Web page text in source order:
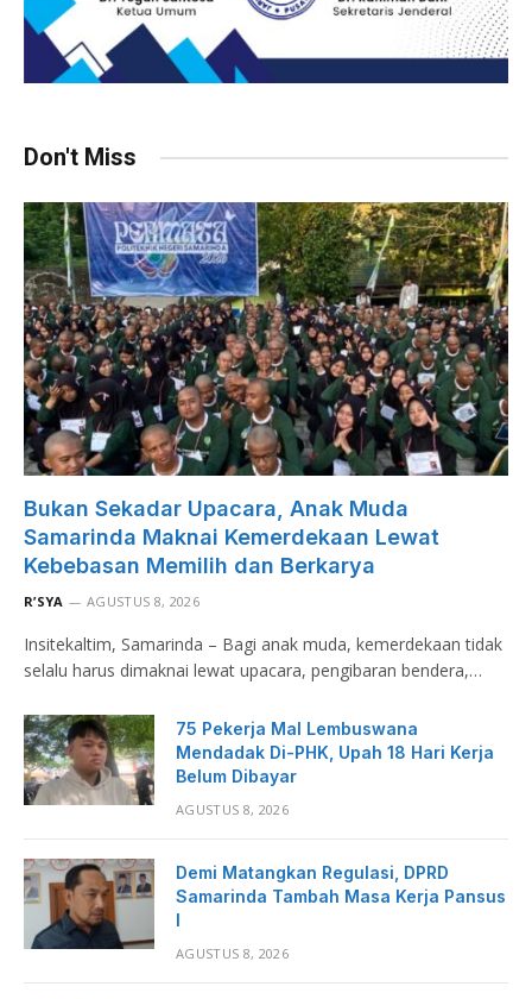
Don't Miss
Bukan Sekadar Upacara, Anak Muda
Samarinda Maknai Kemerdekaan Lewat
Kebebasan Memilih dan Berkarya
R’SYA AGUSTUS 8, 2026
Insitekaltim, Samarinda – Bagi anak muda, kemerdekaan tidak
selalu harus dimaknai lewat upacara, pengibaran bendera,…
75 Pekerja Mal Lembuswana
Mendadak Di-PHK, Upah 18 Hari Kerja
Belum Dibayar
AGUSTUS 8, 2026
Demi Matangkan Regulasi, DPRD
Samarinda Tambah Masa Kerja Pansus
I
AGUSTUS 8, 2026